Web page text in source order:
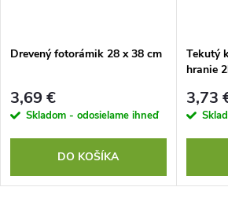
Drevený fotorámik 28 x 38 cm
3,69 €
Skladom - odosielame ihneď
DO KOŠÍKA
Tekutý
hranie
3,73